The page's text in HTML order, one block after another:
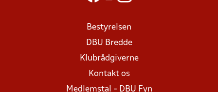
Bestyrelsen
DBU Bredde
Klubrådgiverne
Kontakt os
Medlemstal - DBU Fyn